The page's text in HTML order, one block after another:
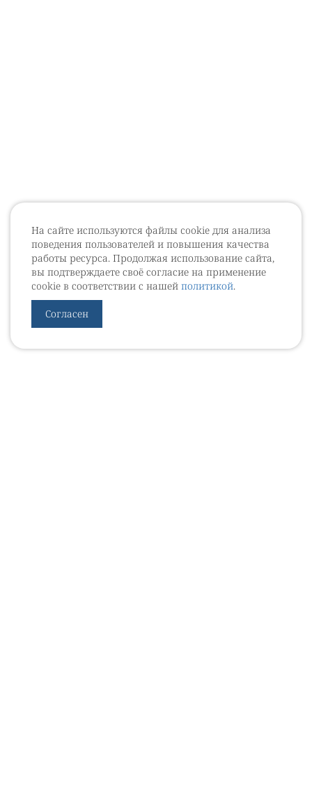
На сайте используются файлы cookie для анализа
поведения пользователей и повышения качества
работы ресурса. Продолжая использование сайта,
вы подтверждаете своё согласие на применение
cookie в соответствии с нашей политикой.
Согласен